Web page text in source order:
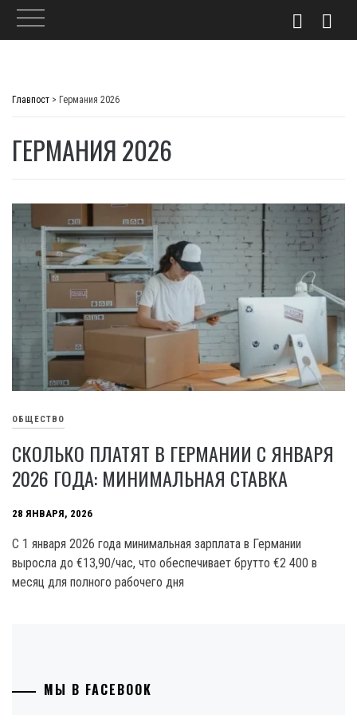
Главпост > Германия 2026
ГЕРМАНИЯ 2026
ОБЩЕСТВО
СКОЛЬКО ПЛАТЯТ В ГЕРМАНИИ С ЯНВАРЯ
2026 ГОДА: МИНИМАЛЬНАЯ СТАВКА
28 ЯНВАРЯ, 2026
С 1 января 2026 года минимальная зарплата в Германии
выросла до €13,90/час, что обеспечивает брутто €2 400 в
месяц для полного рабочего дня
МЫ В FACEBOOK